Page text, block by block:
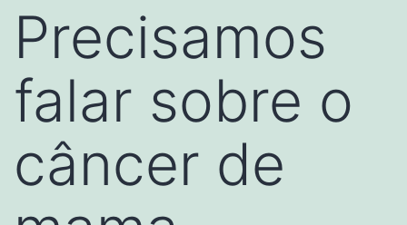
Precisamos
falar sobre o
câncer de